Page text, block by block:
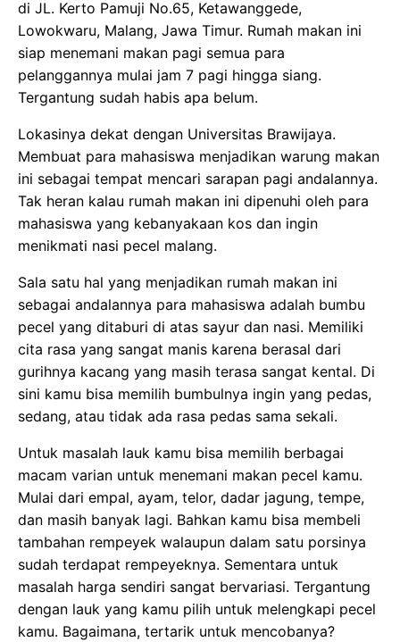
di JL. Kerto Pamuji No.65, Ketawanggede,
Lowokwaru, Malang, Jawa Timur. Rumah makan ini
siap menemani makan pagi semua para
pelanggannya mulai jam 7 pagi hingga siang.
Tergantung sudah habis apa belum.
Lokasinya dekat dengan Universitas Brawijaya.
Membuat para mahasiswa menjadikan warung makan
ini sebagai tempat mencari sarapan pagi andalannya.
Tak heran kalau rumah makan ini dipenuhi oleh para
mahasiswa yang kebanyakaan kos dan ingin
menikmati nasi pecel malang.
Sala satu hal yang menjadikan rumah makan ini
sebagai andalannya para mahasiswa adalah bumbu
pecel yang ditaburi di atas sayur dan nasi. Memiliki
cita rasa yang sangat manis karena berasal dari
gurihnya kacang yang masih terasa sangat kental. Di
sini kamu bisa memilih bumbulnya ingin yang pedas,
sedang, atau tidak ada rasa pedas sama sekali.
Untuk masalah lauk kamu bisa memilih berbagai
macam varian untuk menemani makan pecel kamu.
Mulai dari empal, ayam, telor, dadar jagung, tempe,
dan masih banyak lagi. Bahkan kamu bisa membeli
tambahan rempeyek walaupun dalam satu porsinya
sudah terdapat rempeyeknya. Sementara untuk
masalah harga sendiri sangat bervariasi. Tergantung
dengan lauk yang kamu pilih untuk melengkapi pecel
kamu. Bagaimana, tertarik untuk mencobanya?